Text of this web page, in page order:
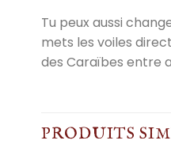
Tu peux aussi
mets les voiles
des Caraïbes entre
PRODUITS